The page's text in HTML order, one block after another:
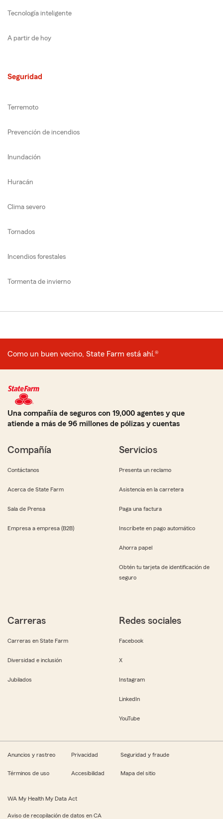
Tecnología inteligente
A partir de hoy
Seguridad
Terremoto
Prevención de incendios
Inundación
Huracán
Clima severo
Tornados
Incendios forestales
Tormenta de invierno
Como un buen vecino, State Farm está ahí.®
Una compañía de seguros con 19,000 agentes y que
atiende a más de 96 millones de pólizas y cuentas
Compañía
Contáctanos
Acerca de State Farm
Sala de Prensa
Empresa a empresa (B2B)
Servicios
Presenta un reclamo
Asistencia en la carretera
Paga una factura
Inscríbete en pago automático
Ahorra papel
Obtén tu tarjeta de identificación de
seguro
Carreras
Carreras en State Farm
Diversidad e inclusión
Jubilados
Redes sociales
Facebook
X
Instagram
LinkedIn
YouTube
Anuncios y rastreo Privacidad Seguridad y fraude
Términos de uso Accesibilidad Mapa del sitio
WA My Health My Data Act
Aviso de recopilación de datos en CA